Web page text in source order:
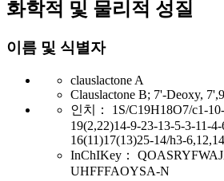
화학적 및 물리적 성질
이름 및 식별자
clauslactone A
Clauslactone B; 7'-Deoxy,
인치：
1S/C19H18O7/c1-
19(2,22)14-9-23-13-5-3-11-
16(11)17(13)25-14/h3-
InChIKey：
UHFFFAOYSA-N